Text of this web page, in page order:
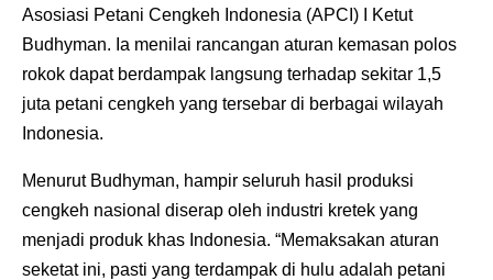
Asosiasi Petani Cengkeh Indonesia (APCI) I Ketut
Budhyman. Ia menilai rancangan aturan kemasan polos
rokok dapat berdampak langsung terhadap sekitar 1,5
juta petani cengkeh yang tersebar di berbagai wilayah
Indonesia.
Menurut Budhyman, hampir seluruh hasil produksi
cengkeh nasional diserap oleh industri kretek yang
menjadi produk khas Indonesia. “Memaksakan aturan
seketat ini, pasti yang terdampak di hulu adalah petani